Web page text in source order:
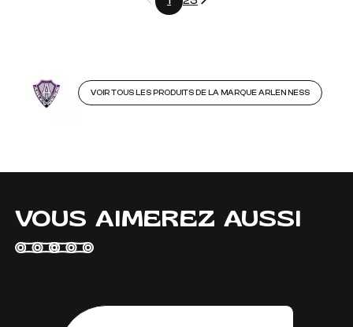
VOIR TOUS LES PRODUITS DE LA MARQUE ARLEN NESS
VOUS AIMEREZ AUSSI